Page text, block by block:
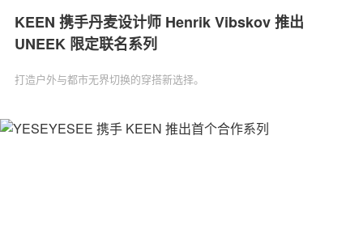
KEEN 携手丹麦设计师 Henrik Vibskov 推出
UNEEK 限定联名系列
打造户外与都市无界切换的穿搭新选择。